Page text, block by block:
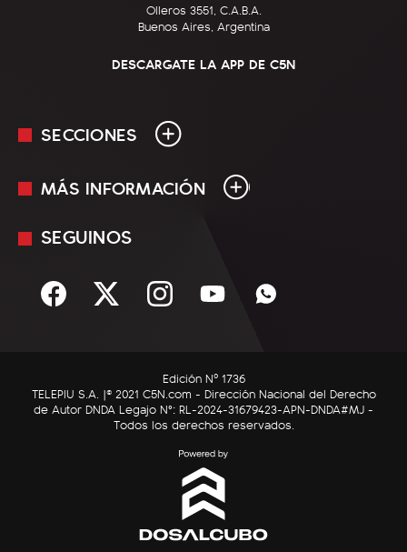
Olleros 3551, C.A.B.A.
Buenos Aires, Argentina
DESCARGATE LA APP DE C5N
SECCIONES
En Vivo
Sociedad
C5N Autos
RatingCero
MÁS INFORMACIÓN
Mediakit
Términos y condiciones
SEGUINOS
Edición Nº 1736
TELEPIU S.A. |© 2021 C5N.com - Dirección Nacional del Derecho
de Autor DNDA Legajo N°: RL-2024-31679423-APN-DNDA#MJ -
Todos los derechos reservados.